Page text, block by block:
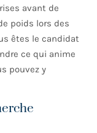
avant de
poids lors des
êtes le candidat
ce qui anime
pouvez y